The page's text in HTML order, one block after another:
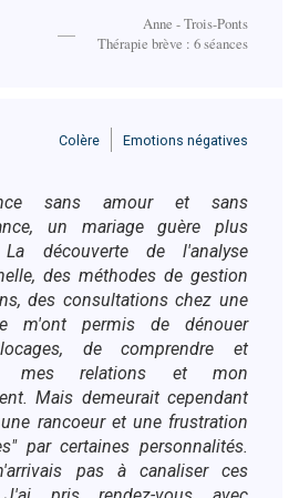
Anne - Trois-Ponts
Thérapie brève : 6 séances
Colère Emotions négatives
sans amour et sans
un mariage guère plus
La découverte de l'analyse
des méthodes de gestion
des consultations chez une
m'ont permis de dénouer
de comprendre et
mes relations et mon
Mais demeurait cependant
rancoeur et une frustration
par certaines personnalités.
pas à canaliser ces